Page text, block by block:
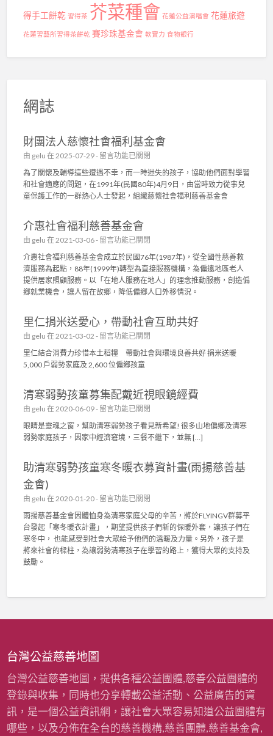
得手工餅乾 習得茶 芥菜種會 花蓮公益演唱會 花蓮旅遊
花蓮習藝所習得茶餅乾 賽珍珠基金會 軟實力 食物銀行
網誌
財團法人慈懷社會福利基金會
由 gelu 在 2025-07-29 - 在
〈
財
團
法
慈
懷
會
福
利
基
會
中
留言功能已關閉
為了關懷及輔導這些遭遇不幸，而一時迷失的孩子，協助他們面對學習
和社會適應的問題，在1991年(民國80年)4月9日，由當時致力從事兒
童保護工作的一群熱心人士發起，組織慈懷社會福利慈善基金會
介惠社會福利慈善基金會
由 gelu 在 2021-03-06 - 在
〈
介
惠
社
會
利
慈
基
金
〉
中
留言功能已關閉
介惠社會福利慈善基金會成立於民國76年(1987年)，從全國性慈善救
濟服務為起點，88年(1999年)轉型為直接服務機構，為偏遠地區老人
提供居家照顧服務。以「在地人服務在地人」的理念推動服務，創造偏
鄉就業機會，讓人留在故鄉，降低偏鄉人口外移情況。
里仁捐米送愛心，帶動社會互助共好
由 gelu 在 2021-03-02 - 在
〈
里
仁
米
送
心
，
動
社
互
助
共
好
〉
中
留言功能已關閉
里仁結合消費力珍惜本土稻糧 帶動社會與環境良善共好 捐米送暖
5,000 戶弱勢家庭及 2,600 位偏鄉孩童
清寒弱勢孩童募集配戴近視眼鏡經費
由 gelu 在 2020-06-09 - 在
〈
清
寒
勢
募
集
配
戴
近
〉
留言功能已關閉
眼睛是靈魂之窗，幫助清寒弱勢孩子看見新希望! 很多山地偏鄉及清寒
弱勢家庭孩子，因家中經濟窘境，三餐不繼下，並無 […]
助清寒弱勢孩童寒冬暖衣募資計畫(雨揚慈善基
金會)
由 gelu 在 2020-01-20 - 在
〈
助
清
寒
弱
募
資
計
畫
(
雨
揚
慈
留言功能已關閉
雨揚慈善基金會因體恤身為清寒家庭父母的辛苦，將於FLYINGV群募平
台發起「寒冬暖衣計畫」，期望提供孩子們新的保暖外套，讓孩子們在
寒冬中， 也能感受到社會大眾給予他們的溫暖及力量。另外，孩子是
將來社會的樑柱，為讓弱勢清寒孩子在學習的路上，獲得大眾的支持及
鼓勵。
台灣公益慈善地圖
台灣公益慈善地圖，提供各種公益團體,慈善公益團體的
登錄與收集，同時也分享轉載公益活動、公益廣告的資
訊，是一個公益資訊網，讓社會大眾容易知道公益團體有
哪些，以及分佈在全台的慈善機構,慈善團體,慈善基金會,